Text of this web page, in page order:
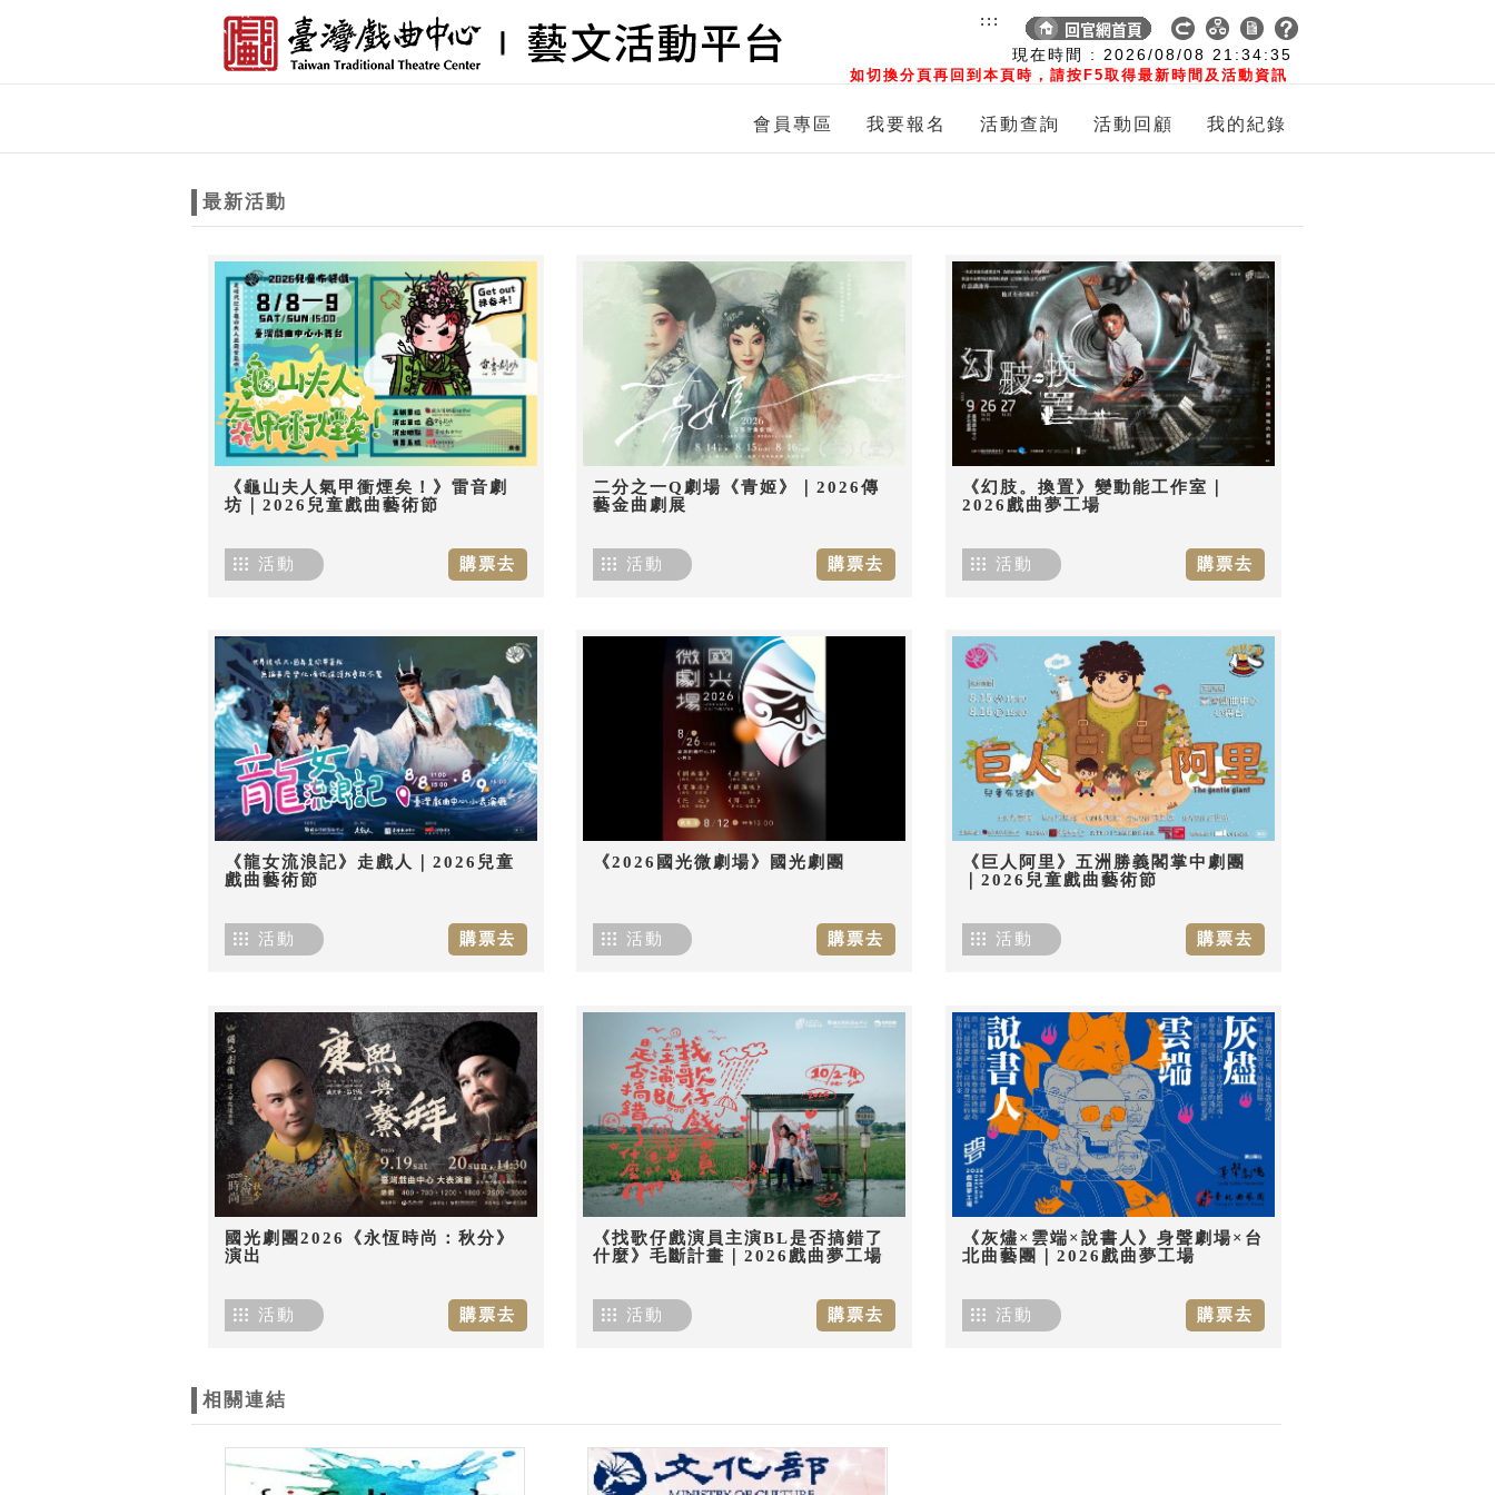
現在時間 : 2026/08/08 21:34:35
如切換分頁再回到本頁時，請按F5取得最新時間及活動資訊
:::
會員專區 我要報名 活動查詢 活動回顧 我的紀錄
最新活動
《龜山夫人氣甲衝煙矣！》雷音劇
坊｜2026兒童戲曲藝術節
購票去
活動
二分之一Q劇場《青姬》｜2026傳
藝金曲劇展
購票去
活動
《幻肢。換置》變動能工作室｜
2026戲曲夢工場
購票去
活動
《龍女流浪記》走戲人｜2026兒童
戲曲藝術節
購票去
活動
《2026國光微劇場》國光劇團
購票去
活動
《巨人阿里》五洲勝義閣掌中劇團
｜2026兒童戲曲藝術節
購票去
活動
國光劇團2026《永恆時尚：秋分》
演出
購票去
活動
《找歌仔戲演員主演BL是否搞錯了
什麼》毛斷計畫｜2026戲曲夢工場
購票去
活動
《灰燼×雲端×說書人》身聲劇場×台
北曲藝團｜2026戲曲夢工場
購票去
活動
相關連結